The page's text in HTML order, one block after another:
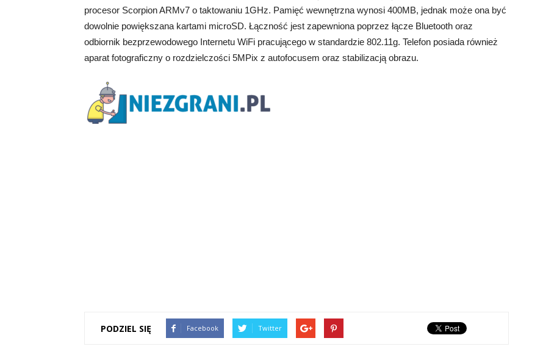
procesor Scorpion ARMv7 o taktowaniu 1GHz. Pamięć wewnętrzna wynosi 400MB, jednak może ona być
dowolnie powiększana kartami microSD. Łączność jest zapewniona poprzez łącze Bluetooth oraz
odbiornik bezprzewodowego Internetu WiFi pracującego w standardzie 802.11g. Telefon posiada również
aparat fotograficzny o rozdzielczości 5MPix z autofocusem oraz stabilizacją obrazu.
PODZIEL SIĘ Facebook Twitter